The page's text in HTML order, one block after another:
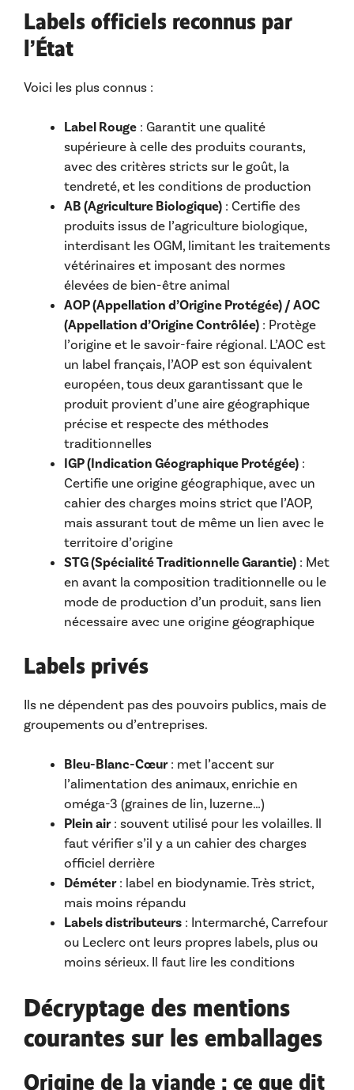
Labels officiels reconnus par
l’État
Voici les plus connus :
Label Rouge : Garantit une qualité
supérieure à celle des produits courants,
avec des critères stricts sur le goût, la
tendreté, et les conditions de production
AB (Agriculture Biologique) : Certifie des
produits issus de l’agriculture biologique,
interdisant les OGM, limitant les traitements
vétérinaires et imposant des normes
élevées de bien-être animal
AOP (Appellation d’Origine Protégée) / AOC
(Appellation d’Origine Contrôlée) : Protège
l’origine et le savoir-faire régional. L’AOC est
un label français, l’AOP est son équivalent
européen, tous deux garantissant que le
produit provient d’une aire géographique
précise et respecte des méthodes
traditionnelles
IGP (Indication Géographique Protégée) :
Certifie une origine géographique, avec un
cahier des charges moins strict que l’AOP,
mais assurant tout de même un lien avec le
territoire d’origine
STG (Spécialité Traditionnelle Garantie) : Met
en avant la composition traditionnelle ou le
mode de production d’un produit, sans lien
nécessaire avec une origine géographique
Labels privés
Ils ne dépendent pas des pouvoirs publics, mais de
groupements ou d’entreprises.
Bleu-Blanc-Cœur: met l’accent sur
l’alimentation des animaux, enrichie en
oméga-3 (graines de lin, luzerne…)
Plein air: souvent utilisé pour les volailles. Il
faut vérifier s’il y a un cahier des charges
officiel derrière
Déméter: label en biodynamie. Très strict,
mais moins répandu
Labels distributeurs : Intermarché, Carrefour
ou Leclerc ont leurs propres labels, plus ou
moins sérieux. Il faut lire les conditions
Décryptage des mentions
courantes sur les emballages
Origine de la viande : ce que dit